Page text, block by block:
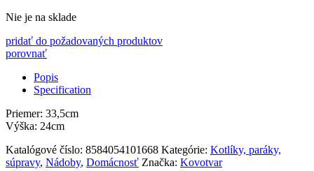
Nie je na sklade
pridať do požadovaných produktov
porovnať
Popis
Specification
Priemer: 33,5cm
Výška: 24cm
Katalógové číslo: 8584054101668 Kategórie: Kotlíky, paráky,
súpravy, Nádoby, Domácnosť Značka: Kovotvar